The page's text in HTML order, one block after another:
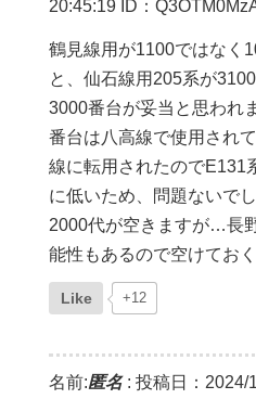
20:45:19 ID：
鶴見線用が1100ではなく
と、仙石線用205系が
3000番台が妥当と思われ
番台は八高線で使用され
線に転用されたのでE131
に低いため、問題ないでし
2000代が空きますが…長
能性もあるので空けてお
Like +12
名前:匿名: 投稿日：2024/